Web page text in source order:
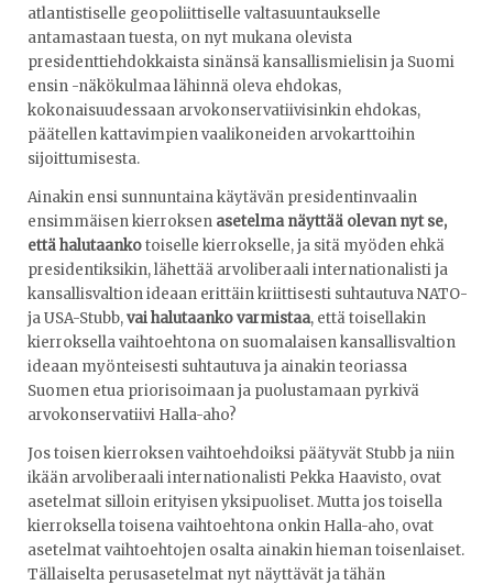
atlantistiselle geopoliittiselle valtasuuntaukselle
antamastaan tuesta, on nyt mukana olevista
presidenttiehdokkaista sinänsä kansallismielisin ja Suomi
ensin -näkökulmaa lähinnä oleva ehdokas,
kokonaisuudessaan arvokonservatiivisinkin ehdokas,
päätellen kattavimpien vaalikoneiden arvokarttoihin
sijoittumisesta.
Ainakin ensi sunnuntaina käytävän presidentinvaalin
ensimmäisen kierroksen asetelma näyttää olevan nyt se,
että halutaankotoiselle kierrokselle, ja sitä myöden ehkä
presidentiksikin, lähettää arvoliberaali internationalisti ja
kansallisvaltion ideaan erittäin kriittisesti suhtautuva NATO-
ja USA-Stubb,vai halutaanko varmistaa, että toisellakin
kierroksella vaihtoehtona on suomalaisen kansallisvaltion
ideaan myönteisesti suhtautuva ja ainakin teoriassa
Suomen etua priorisoimaan ja puolustamaan pyrkivä
arvokonservatiivi Halla-aho?
Jos toisen kierroksen vaihtoehdoiksi päätyvät Stubb ja niin
ikään arvoliberaali internationalisti Pekka Haavisto, ovat
asetelmat silloin erityisen yksipuoliset. Mutta jos toisella
kierroksella toisena vaihtoehtona onkin Halla-aho, ovat
asetelmat vaihtoehtojen osalta ainakin hieman toisenlaiset.
Tällaiselta perusasetelmat nyt näyttävät ja tähän